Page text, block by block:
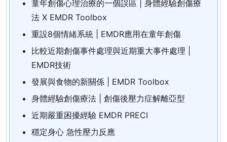
童年創傷心理治療的一個誤區 | 身體經驗創傷療
法 X EMDR Toolbox
重設8個情緒系統 | EMDR應用在童年創傷
比較近期創傷事件處理與近期重大事件處理 |
EMDR技術
發展與食物的新關係 | EMDR Toolbox
身體經驗創傷療法 | 創傷後壓力症解離亞型
近期嚴重困擾經驗 EMDR PRECI
穩定身心 急性壓力反應